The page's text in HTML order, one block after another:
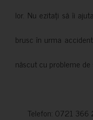
lor. Nu ezitați să îi
brusc în urma
născut cu probleme de
Telefon: 0721